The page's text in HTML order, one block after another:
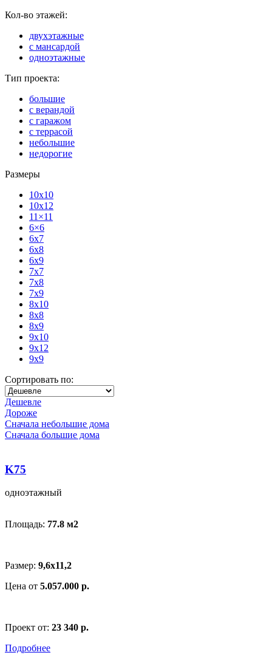
Кол-во этажей:
двухэтажные
с мансардой
одноэтажные
Тип проекта:
большие
с верандой
с гаражом
с террасой
небольшие
недорогие
Размеры
10x10
10x12
11×11
6×6
6x7
6x8
6x9
7x7
7x8
7x9
8x10
8x8
8x9
9x10
9x12
9x9
Сортировать по:
Дешевле
Дороже
Сначала небольшие дома
Сначала большие дома
K75
одноэтажный
Площадь: 77.8 м2
Размер: 9,6x11,2
Цена от 5.057.000 р.
Проект от: 23 340 р.
Подробнее